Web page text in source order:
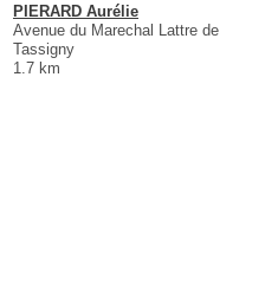
PIERARD Aurélie
Avenue du Marechal Lattre de
Tassigny
1.7 km